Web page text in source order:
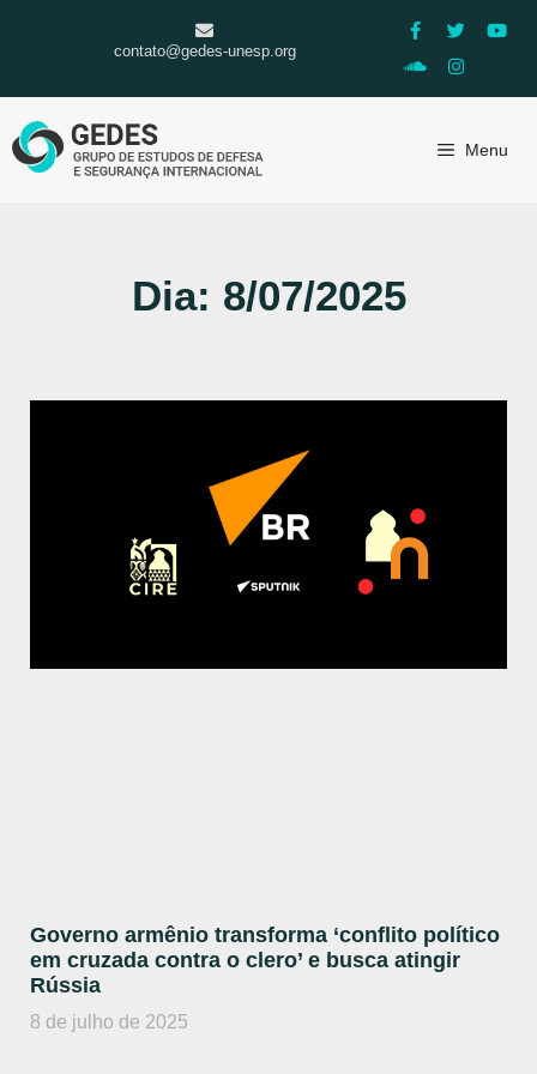
contato@gedes-unesp.org
Menu
Dia: 8/07/2025
Governo armênio transforma ‘conflito político
em cruzada contra o clero’ e busca atingir
Rússia
8 de julho de 2025